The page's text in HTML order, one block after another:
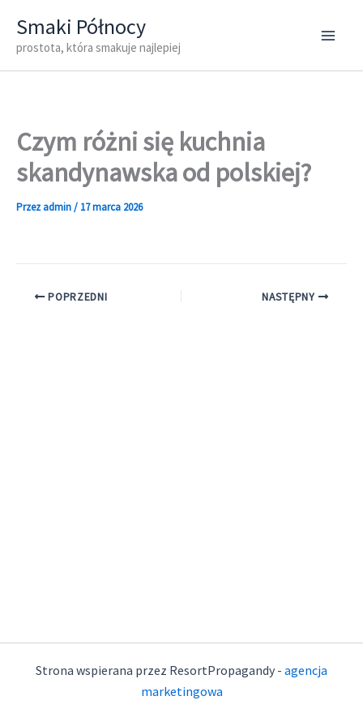
treści
Smaki Północy
prostota, która smakuje najlepiej
Czym różni się kuchnia
skandynawska od polskiej?
Przezadmin/ 17 marca 2026
POPRZEDNI NASTĘPNY
Strona wspierana przez ResortPropagandy - agencja
marketingowa